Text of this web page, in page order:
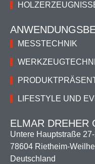
MESSTECHNIK
LIFESTYLE UND
ELMAR DREHER
Untere Hauptstraße
78604 Rietheim-
Deutschland